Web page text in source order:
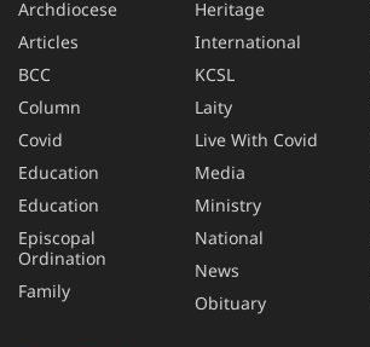
Archdiocese
Articles
BCC
Column
Covid
Education
Education
Episcopal
Ordination
Family
Heritage
International
KCSL
Laity
Live With Covid
Media
Ministry
National
News
Obituary